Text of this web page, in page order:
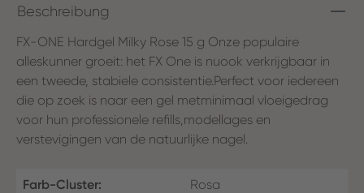
Beschreibung
FX-ONE Hardgel Milky Rose 15 g Onze populaire
alleskunner groeit: het FX One is nuook verkrijgbaar in
een tweede, stabiele consistentie.Perfect voor iedereen
die op zoek is naar een gel metminimaal vloeigedrag
voor hun professionele refills,modellages en
verstevigingen van de natuurlijke nagel.
Farb-Cluster: Rosa